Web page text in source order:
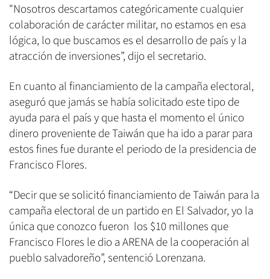
"Nosotros descartamos categóricamente cualquier
colaboración de carácter militar, no estamos en esa
lógica, lo que buscamos es el desarrollo de país y la
atracción de inversiones”, dijo el secretario.
En cuanto al financiamiento de la campaña electoral,
aseguró que jamás se había solicitado este tipo de
ayuda para el país y que hasta el momento el único
dinero proveniente de Taiwán que ha ido a parar para
estos fines fue durante el periodo de la presidencia de
Francisco Flores.
“Decir que se solicitó financiamiento de Taiwán para la
campaña electoral de un partido en El Salvador, yo la
única que conozco fueron los $10 millones que
Francisco Flores le dio a ARENA de la cooperación al
pueblo salvadoreño”, sentenció Lorenzana.